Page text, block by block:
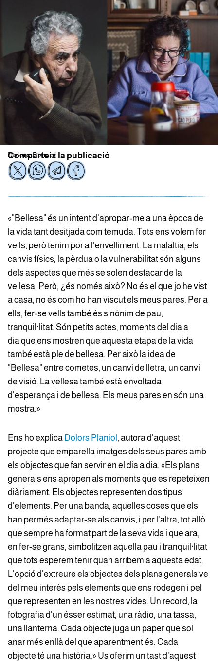
Dolors Planiol
Comparteix la publicació
«"Bellesa" és un intent d'apropar-me a una època de
la vida tant desitjada com temuda. Tots ens volem fer
vells, però tenim por a l'envelliment. La malaltia, els
canvis físics, la pèrdua o la vulnerabilitat són alguns
dels aspectes que més se solen destacar de la
vellesa. Però, ¿és només això? No és el que jo he vist
a casa, no és com ho han viscut els meus pares. Per a
ells, fer-se vells també és sinònim de pau,
tranquil·litat. Són petits actes, moments del dia a
dia que ens mostren que aquesta etapa de la vida
també està ple de bellesa. Per això la idea de
"Bellesa" entre cometes, un canvi de lletra, un canvi
de visió. La vellesa també està envoltada
d'esperança i de bellesa. Els meus pares en són una
mostra.»
Ens ho explica Dolors Planiol , autora d'aquest
projecte que emparella imatges dels seus pares amb
els objectes que fan servir en el dia a dia. «Els plans
generals ens apropen als moments que es repeteixen
diàriament. Els objectes representen dos tipus
d'elements. Per una banda, aquelles coses que els
han permès adaptar-se als canvis, i per l'altra, tot allò
que sempre ha format part de la seva vida i que ara,
en fer-se grans, simbolitzen aquella pau i tranquil·litat
que tots esperem tenir quan arribem a aquesta edat.
L'opció d'extreure els objectes dels plans generals ve
del meu interès pels elements que ens rodegen i pel
que representen en les nostres vides. Un record, la
fotografia d'un ésser estimat, una ràdio, una tassa,
una llanterna. Cada objecte juga un paper que sol
anar més enllà del que aparentment és. Cada
objecte té una història.» Us oferim un tast d'aquest